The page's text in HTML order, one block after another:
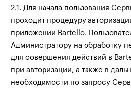
2.1. Для начала пользования
проходит процедуру
приложении Bartello.
Администратору на обработку
для совершения действий в
при авторизации, а также в
необходимости по запросу